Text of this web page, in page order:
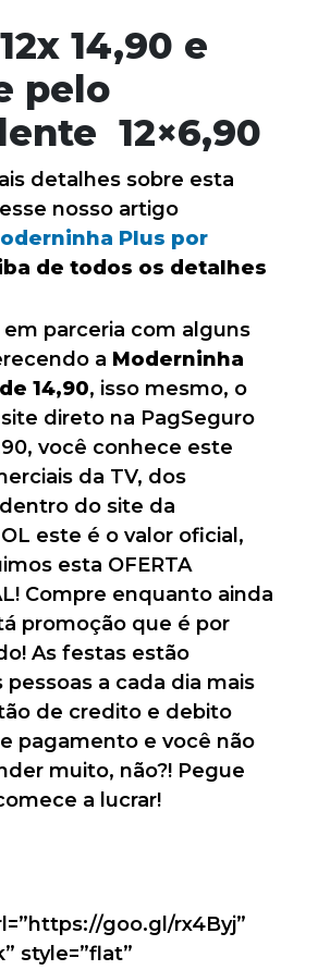
14,90 e
pelo
12×6,90
detalhes sobre esta
nosso artigo
Plus por
de todos os detalhes
parceria com alguns
a Moderninha
14,90, isso mesmo, o
direto na PagSeguro
você conhece este
da TV, dos
do site da
este é o valor oficial,
esta OFERTA
Compre enquanto ainda
promoção que é por
As festas estão
pessoas a cada dia mais
de credito e debito
pagamento e você não
muito, não?! Pegue
a lucrar!
goo.gl/rx4Byj”
style=”flat”